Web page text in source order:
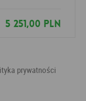
5 251,00 PLN
prywatności